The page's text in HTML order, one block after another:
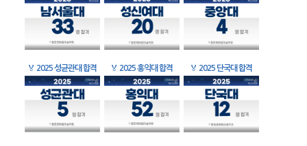
🏅 2025 성균관대 합격 🏅 2025 홍익대 합격 🏅 2025 단국대 합격